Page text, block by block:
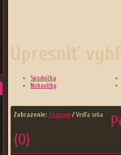
Upresniť
Spodnička
Nohavičky
Zobrazenie: Zoznam /Vedľa seba
(0)